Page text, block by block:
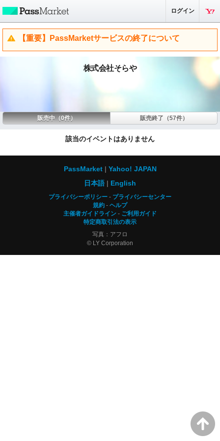
ログイン
【重要】PassMarketサービスの終了について
株式会社そらや
販売中（0件） 販売終了（57件）
該当のイベントはありません
PassMarket
Yahoo! JAPAN
日本語
English
プライバシーポリシー
プライバシーセンター
規約
ヘルプ
主催者ガイドライン
ご利用ガイド
特定商取引法の表示
写真：アフロ
© LY Corporation